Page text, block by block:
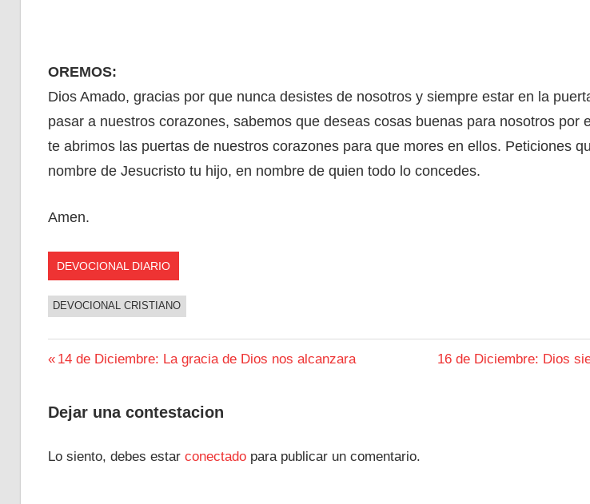
OREMOS:
Dios Amado, gracias por que nunca desistes de nosotros y siempre estar en la
pasar a nuestros corazones, sabemos que deseas cosas buenas para nosotros por
te abrimos las puertas de nuestros corazones para que mores en ellos. Peticiones
nombre de Jesucristo tu hijo, en nombre de quien todo lo concedes.
Amen.
DEVOCIONAL DIARIO
DEVOCIONAL CRISTIANO
Navegación
entradas
Entrada
14 de Diciembre: La gracia de Dios nos alcanzara
Siguiente
16 de Diciembre: Dios
Dejar una contestacion
Lo siento, debes estar conectadopara publicar un comentario.